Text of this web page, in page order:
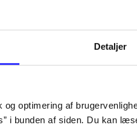
Detaljer
optimering af
i bunden af siden. Du kan